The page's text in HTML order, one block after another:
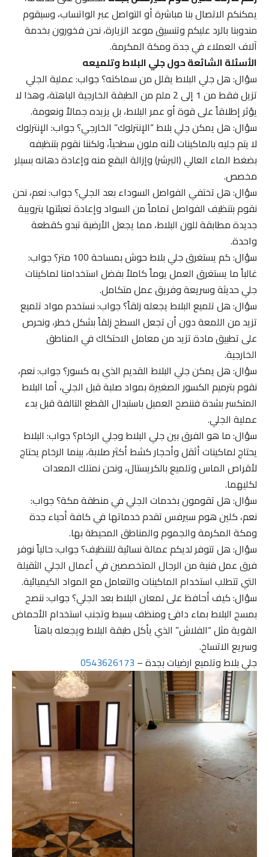
يمكنكم الاتصال بنا مباشرة أو التواصل عبر الواتساب، وسيقوم
مندوبنا بالرد عليكم وتنسيق موعد الزيارة، نحن فخورون بخدمة
آلاف العملاء في جدة ومكة المكرمة.
الأسئلة الشائعة حول جلي البلاط وتلميعه
سؤال: هل جلي البلاط يقلل من سماكته؟ جواب: عملية الجلي
تزيل فقط من 1 إلى 2 ملم من الطبقة الخارجية الباهتة، وهذا لا
يؤثر إطلاقاً على قوة أو عمر البلاط، بل يزيده جمالاً ونعومة.
سؤال: هل يمكن جلي بلاط “الإنترلوك” الخارجي؟ جواب: الإنترلوك
لا يتم جليه بالماكينات لأنه ملون سطحياً، ولكننا نقوم بتنظيفه
بضغط الماء العالي (البرشر) وإزالة البقع منه وإعادة دهانه بسيلر
مخصص.
سؤال: هل تختفي الفواصل السوداء بعد الجلي؟ جواب: نعم، نحن
نقوم بتنظيف الفواصل تماماً من السواد وإعادة تعبئتها بترويبة
جديدة مطابقة للون البلاط، مما يجعل الأرضية تبدو كقطعة
واحدة.
سؤال: كم يستغرق جلي بلاط حوش بمساحة 100 متر؟ جواب:
غالباً ما يستغرق العمل يوماً كاملاً بفضل استخدامنا لماكينات
جلي حديثة وسريعة وفريق عمل متكامل.
سؤال: هل تلميع البلاط يجعله زلقاً؟ جواب: نستخدم مواد تلميع
تزيد من اللمعة دون أن تجعل السطح زلقاً بشكل خطر، ونحرص
على تطبيق مادة تزيد من معامل الاحتكاك في المناطق
الخارجية.
سؤال: هل يمكن جلي البلاط القديم الذي به كسور؟ جواب: نعم،
نقوم بترميم الكسور الصغيرة بمواد صلبة قبل الجلي، أما البلاط
المتكسر بشدة فننصح العميل باستبدال القطع التالفة قبل بدء
عملية الجلي.
سؤال: ما هو الفرق بين جلي البلاط وجلي الرخام؟ جواب: البلاط
يحتاج لماكينات أثقل وأحجار كشط أكثر صلابة، بينما الرخام يحتاج
لأقراص الماس وتلميع بالكريستال، ونحن نمتلك المعدات
لكليهما.
سؤال: هل تقومون بخدمات الجلي في منطقة مكة؟ جواب:
نعم، كلين هوم سيرفس تقدم خدماتها في كافة أحياء جدة
ومكة المكرمة والجموم والمناطق المحيطة بها.
سؤال: هل تتوفر لديكم عمالة نسائية للتنظيف؟ جواب: حالياً نوفر
فرق عمل فنية من الرجال المتخصصين في أعمال الجلي الثقيلة
التي تتطلب استخدام الماكينات والتعامل مع المواد الكيميائية.
سؤال: كيف أحافظ على لمعان البلاط بعد الجلي؟ جواب: ننصح
بمسح البلاط بماء دافئ ومنظف بسيط وتجنب استخدام الأحماض
القوية مثل “الفلاش” الذي يأكل طبقة البلاط ويجعله باهتاً
وسريع الاتساخ.
جلي بلاط وتلميع ارضيات بجدة –0543626173